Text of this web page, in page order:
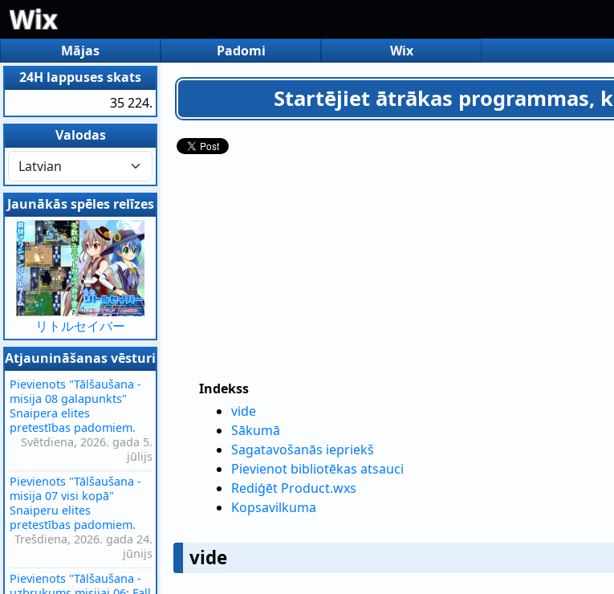
Wix
Mājas Padomi Wix
Startējiet ātrākas programmas,
Indekss
vide
Sākumā
Sagatavošanās iepriekš
Pievienot bibliotēkas atsauci
Rediģēt Product.wxs
Kopsavilkuma
vide
24H lappuses skats
35 224.
Valodas
Jaunākās spēles relīzes
リトルセイバー
Atjaunināšanas vēsturi
Pievienots "Tālšaušana -
misija 08 galapunkts"
Snaipera elites
pretestības padomiem.
Svētdiena, 2026. gada 5.
jūlijs
Pievienots "Tālšaušana -
misija 07 visi kopā"
Snaiperu elites
pretestības padomiem.
Trešdiena, 2026. gada 24.
jūnijs
Pievienots "Tālšaušana -